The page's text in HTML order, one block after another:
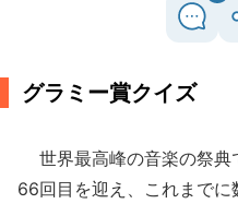
グラミー賞クイズ
世界最高峰の音楽の祭典
66回目を迎え、これまで